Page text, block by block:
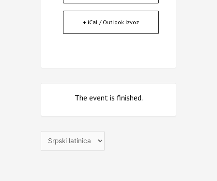
+ iCal / Outlook izvoz
The event is finished.